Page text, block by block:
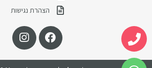
הצהרת נגישות